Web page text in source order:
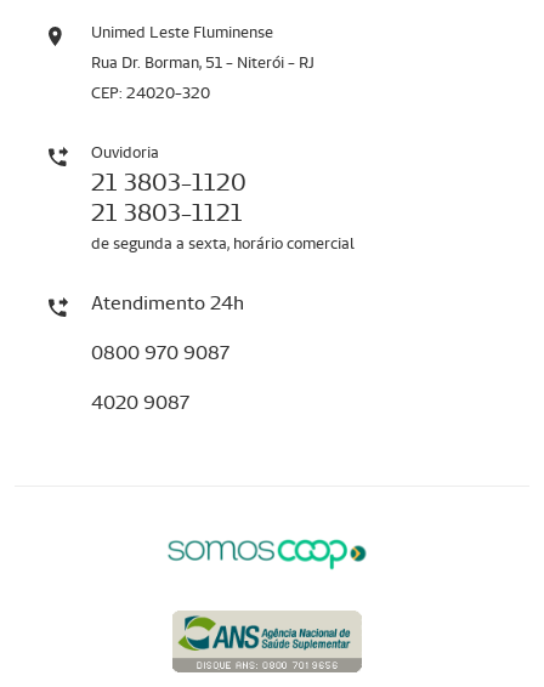
Unimed Leste Fluminense
Rua Dr. Borman, 51 - Niterói - RJ
CEP: 24020-320
Ouvidoria
21 3803-1120
21 3803-1121
de segunda a sexta, horário comercial
Atendimento 24h
0800 970 9087
4020 9087